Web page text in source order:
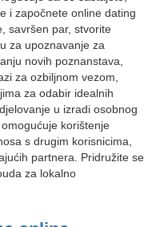
i započnete online dating
savršen par, stvorite
za upoznavanje za
novih poznanstava,
za ozbiljnom vezom,
za odabir idealnih
u izradi osobnog
korištenje
s drugim korisnicima,
partnera. Pridružite se
za lokalno